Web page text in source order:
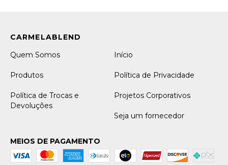
Quem Somos Início
Produtos Política de Privacidade
Política de Trocas e
Devoluções
Projetos Corporativos
Seja um fornecedor
MEIOS DE PAGAMENTO